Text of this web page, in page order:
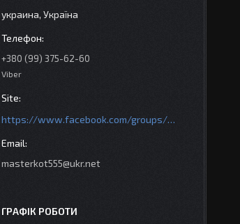
украина, Україна
+380 (99) 375-62-60
Viber
https://www.facebook.com/groups/httpsmotoshara.net
masterkot555@ukr.net
ГРАФІК РОБОТИ